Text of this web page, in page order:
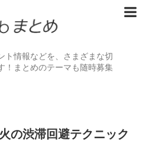
ト情報などを、さまざまな切
！まとめのテーマも随時募集
の渋滞回避テクニック